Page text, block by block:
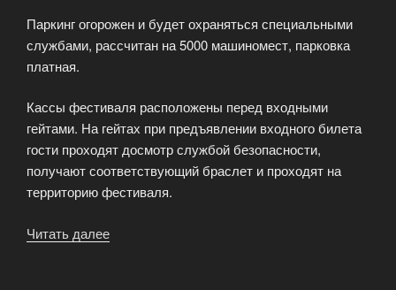
Паркинг огорожен и будет охраняться специальными
службами, рассчитан на 5000 машиномест, парковка
платная.
Кассы фестиваля расположены перед входными
гейтами. На гейтах при предъявлении входного билета
гости проходят досмотр службой безопасности,
получают соответствующий браслет и проходят на
территорию фестиваля.
Читать далее